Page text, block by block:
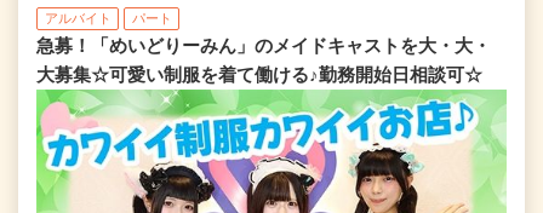
アルバイト パート
急募！「めいどりーみん」のメイドキャストを大・大・
大募集☆可愛い制服を着て働ける♪勤務開始日相談可☆